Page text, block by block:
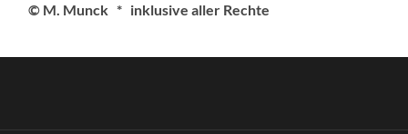
© M. Munck * inklusive aller Rechte